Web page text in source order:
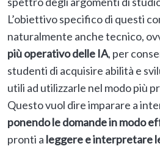
L’obiettivo specifico di questi
naturalmente anche tecnico,
più operativo delle IA, per
studenti di acquisire abilità e
utili ad utilizzarle nel modo più
Questo vuol dire imparare a
ponendo le domande in modo
pronti a leggere e interpretare